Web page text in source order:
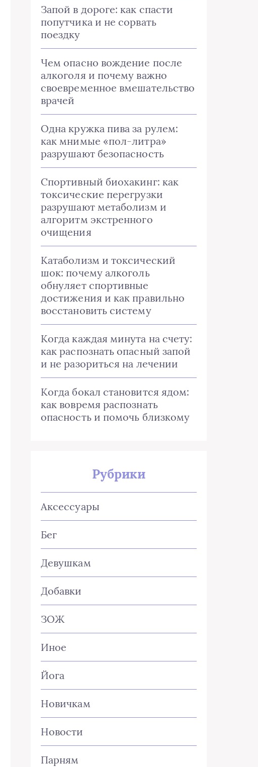
Запой в дороге: как спасти
попутчика и не сорвать
поездку
Чем опасно вождение после
алкоголя и почему важно
своевременное вмешательство
врачей
Одна кружка пива за рулем:
как мнимые «пол-литра»
разрушают безопасность
Спортивный биохакинг: как
токсические перегрузки
разрушают метаболизм и
алгоритм экстренного
очищения
Катаболизм и токсический
шок: почему алкоголь
обнуляет спортивные
достижения и как правильно
восстановить систему
Когда каждая минута на счету:
как распознать опасный запой
и не разориться на лечении
Когда бокал становится ядом:
как вовремя распознать
опасность и помочь близкому
Рубрики
Аксессуары
Бег
Девушкам
Добавки
ЗОЖ
Иное
Йога
Новичкам
Новости
Парням